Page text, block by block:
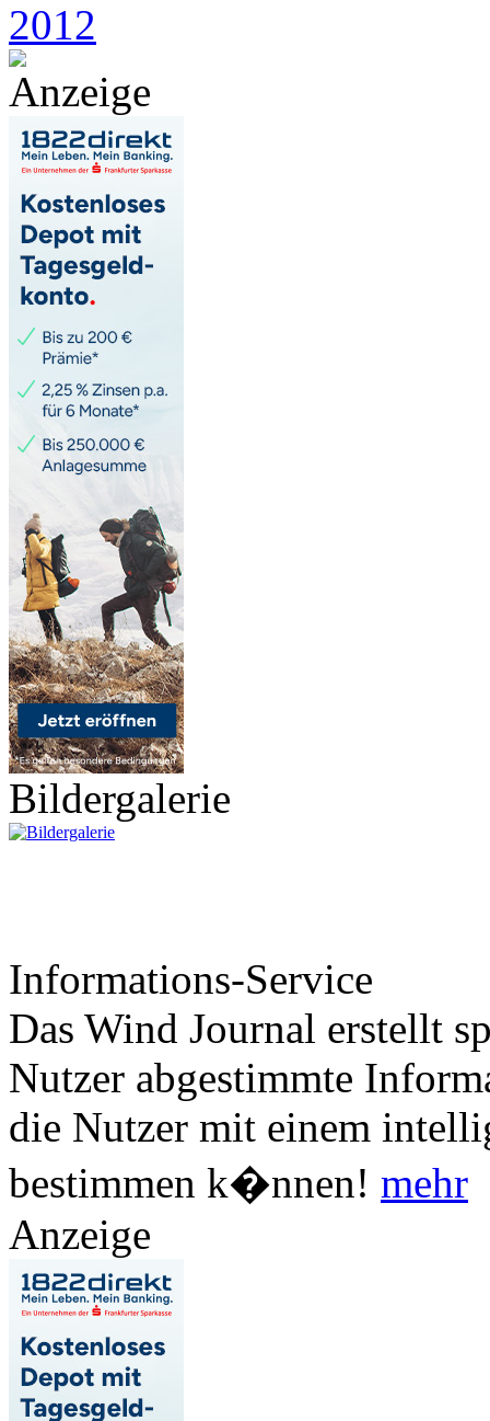
2012
Anzeige
Bildergalerie
Informations-Service
Das Wind Journal erstellt
Nutzer abgestimmte
die Nutzer mit einem
bestimmen k�nnen! mehr
Anzeige